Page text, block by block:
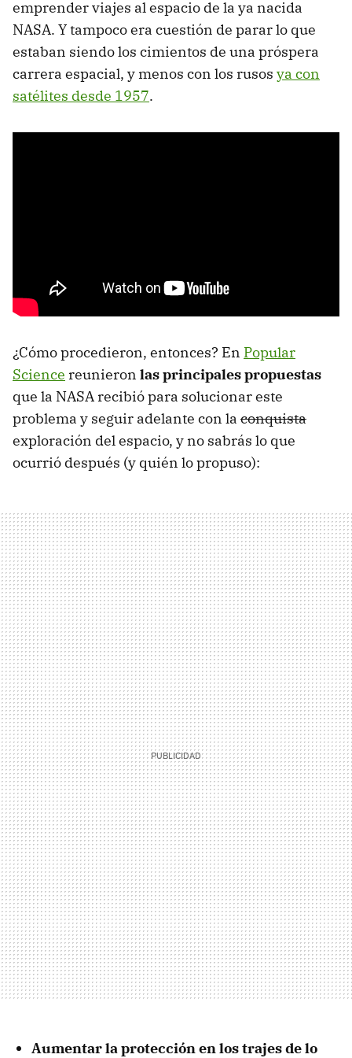
emprender viajes al espacio de la ya nacida
NASA. Y tampoco era cuestión de parar lo que
estaban siendo los cimientos de una próspera
carrera espacial, y menos con los rusos ya con
satélites desde 1957.
¿Cómo procedieron, entonces? En Popular
Science reunieron las principales propuestas
que la NASA recibió para solucionar este
problema y seguir adelante con la conquista
exploración del espacio, y no sabrás lo que
ocurrió después (y quién lo propuso):
Aumentar la protección en los trajes de lo